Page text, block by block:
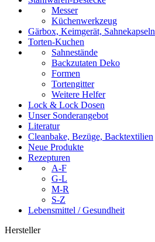
Messer
Küchenwerkzeug
Gärbox, Keimgerät, Sahnekapseln
Torten-Kuchen
Sahnestände
Backzutaten Deko
Formen
Tortengitter
Weitere Helfer
Lock & Lock Dosen
Unser Sonderangebot
Literatur
Cleanbake, Bezüge, Backtextilien
Neue Produkte
Rezepturen
A-F
G-L
M-R
S-Z
Lebensmittel / Gesundheit
Hersteller